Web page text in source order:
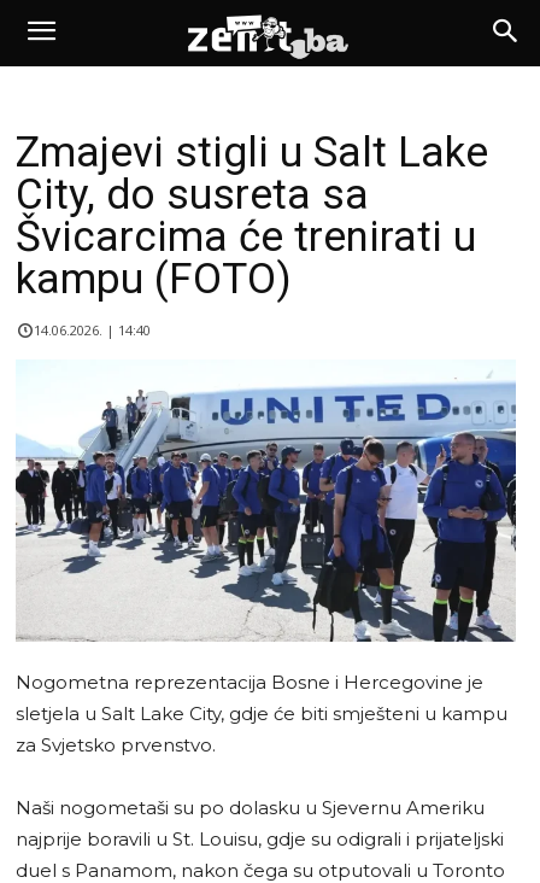
Zmajevi stigli u Salt Lake
City, do susreta sa
Švicarcima će trenirati u
kampu (FOTO)
14.06.2026. | 14:40
Nogometna reprezentacija Bosne i Hercegovine je
sletjela u Salt Lake City, gdje će biti smješteni u kampu
za Svjetsko prvenstvo.
Naši nogometaši su po dolasku u Sjevernu Ameriku
najprije boravili u St. Louisu, gdje su odigrali i prijateljski
duel s Panamom, nakon čega su otputovali u Toronto